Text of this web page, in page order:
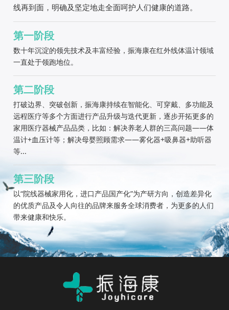
线再到面，明确及坚定地走全面呵护人们健康的道路。
第一阶段
数十年沉淀的领先技术及丰富经验，振海康在红外线体温计领域
一直处于领跑地位。
第二阶段
打破边界、突破创新，振海康持续在智能化、可穿戴、多功能及
远程医疗等多个方面进行产品升级与迭代更新，逐步开拓更多的
家用医疗器械产品品类，比如：解决养老人群的三高问题——体
温计+血压计等；解决母婴照顾需求——雾化器+吸鼻器+助听器
等...
第三阶段
以“院线器械家用化，进口产品国产化”为产研方向，创造差异化
的优质产品及令人向往的品牌来服务全球消费者，为更多的人们
带来健康和快乐。